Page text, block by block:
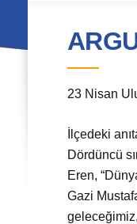
23 Nisan
İlçedeki
Dördüncü
Eren,
Gazi